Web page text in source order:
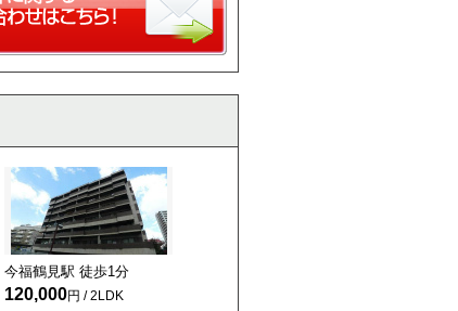
今福鶴見駅 徒歩1分
120,000円 / 2LDK